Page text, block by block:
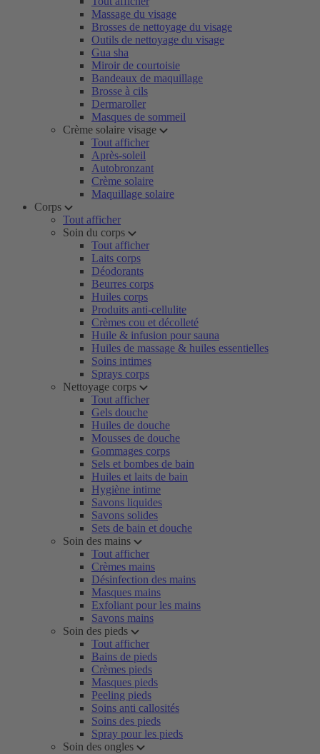
Massage du visage
Brosses de nettoyage du visage
Outils de nettoyage du visage
Gua sha
Miroir de courtoisie
Bandeaux de maquillage
Brosse à cils
Dermaroller
Masques de sommeil
Crème solaire visage
Tout afficher
Après-soleil
Autobronzant
Crème solaire
Maquillage solaire
Corps
Tout afficher
Soin du corps
Tout afficher
Laits corps
Déodorants
Beurres corps
Huiles corps
Produits anti-cellulite
Crèmes cou et décolleté
Huile & infusion pour sauna
Huiles de massage & huiles essentielles
Soins intimes
Sprays corps
Nettoyage corps
Tout afficher
Gels douche
Huiles de douche
Mousses de douche
Gommages corps
Sels et bombes de bain
Huiles et laits de bain
Hygiène intime
Savons liquides
Savons solides
Sets de bain et douche
Soin des mains
Tout afficher
Crèmes mains
Désinfection des mains
Masques mains
Exfoliant pour les mains
Savons mains
Soin des pieds
Tout afficher
Bains de pieds
Crèmes pieds
Masques pieds
Peeling pieds
Soins anti callosités
Soins des pieds
Spray pour les pieds
Soin des ongles